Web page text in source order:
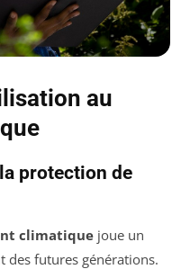
au
protection de
climatique joue un
des futures générations.